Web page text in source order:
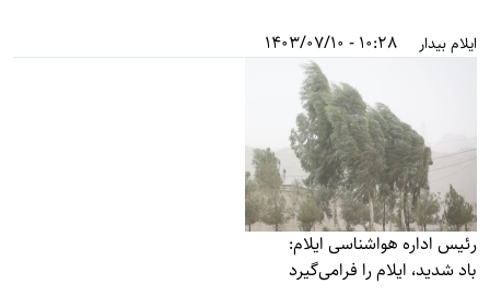
ایلام بیدار 10:28 - 1403/07/10
رئیس اداره هواشناسی ایلام:
باد شدید، ایلام را فرامی‌گیرد